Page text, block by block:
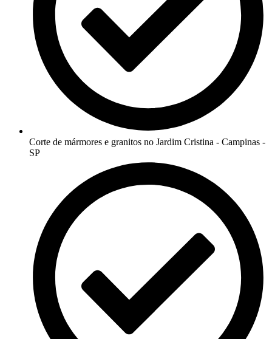
Corte de mármores e granitos no Jardim Cristina - Campinas -
SP